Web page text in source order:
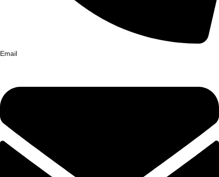
Email